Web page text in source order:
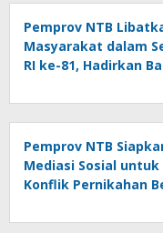
Pemprov NTB
Masyarakat dalam
RI ke-81, Hadirkan
Pemprov NTB
Mediasi Sosial untuk
Konflik Pernikahan